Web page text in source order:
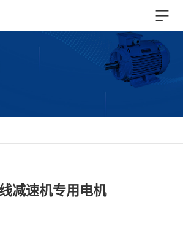
减速机专用电机